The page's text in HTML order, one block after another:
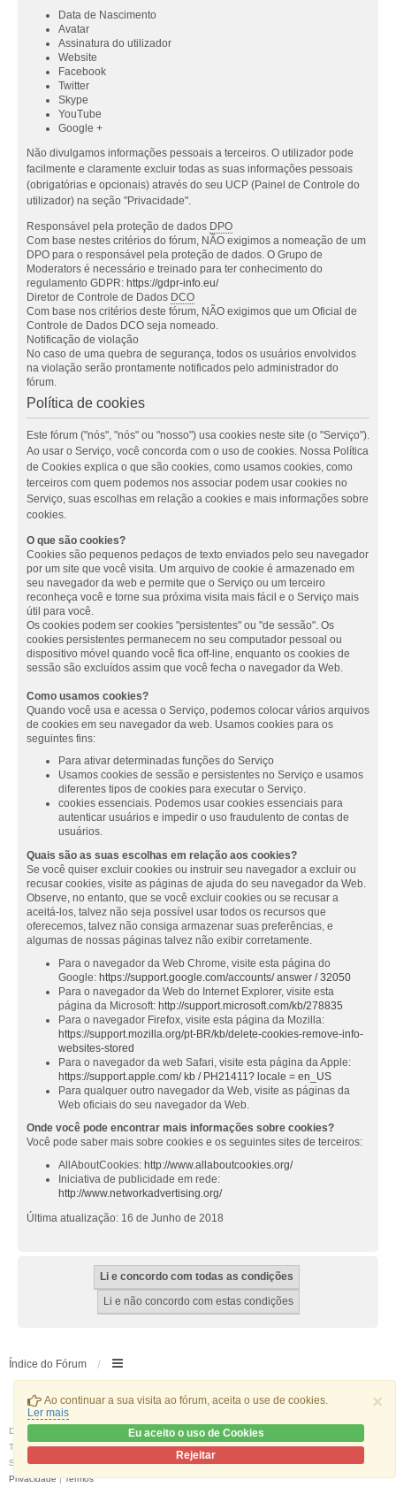
×
Ao continuar a sua visita ao fórum, aceita o use de cookies.
Ler mais
Eu aceito o uso de Cookies
Rejeitar
Data de Nascimento
Avatar
Assinatura do utilizador
Website
Facebook
Twitter
Skype
YouTube
Google +
Não divulgamos informações pessoais a terceiros. O utilizador pode
facilmente e claramente excluir todas as suas informações pessoais
(obrigatórias e opcionais) através do seu UCP (Painel de Controle do
utilizador) na seção "Privacidade".
Responsável pela proteção de dados DPO
Com base nestes critérios do fórum, NÃO exigimos a nomeação de um
DPO para o responsável pela proteção de dados. O Grupo de
Moderators é necessário e treinado para ter conhecimento do
regulamento GDPR: https://gdpr-info.eu/
Diretor de Controle de Dados DCO
Com base nos critérios deste fórum, NÃO exigimos que um Oficial de
Controle de Dados DCO seja nomeado.
Notificação de violação
No caso de uma quebra de segurança, todos os usuários envolvidos
na violação serão prontamente notificados pelo administrador do
fórum.
Política de cookies
Este fórum ("nós", "nós" ou "nosso") usa cookies neste site (o "Serviço").
Ao usar o Serviço, você concorda com o uso de cookies. Nossa Política
de Cookies explica o que são cookies, como usamos cookies, como
terceiros com quem podemos nos associar podem usar cookies no
Serviço, suas escolhas em relação a cookies e mais informações sobre
cookies.
O que são cookies?
Cookies são pequenos pedaços de texto enviados pelo seu navegador
por um site que você visita. Um arquivo de cookie é armazenado em
seu navegador da web e permite que o Serviço ou um terceiro
reconheça você e torne sua próxima visita mais fácil e o Serviço mais
útil para você.
Os cookies podem ser cookies "persistentes" ou "de sessão". Os
cookies persistentes permanecem no seu computador pessoal ou
dispositivo móvel quando você fica off-line, enquanto os cookies de
sessão são excluídos assim que você fecha o navegador da Web.
Como usamos cookies?
Quando você usa e acessa o Serviço, podemos colocar vários arquivos
de cookies em seu navegador da web. Usamos cookies para os
seguintes fins:
Para ativar determinadas funções do Serviço
Usamos cookies de sessão e persistentes no Serviço e usamos
diferentes tipos de cookies para executar o Serviço.
cookies essenciais. Podemos usar cookies essenciais para
autenticar usuários e impedir o uso fraudulento de contas de
usuários.
Quais são as suas escolhas em relação aos cookies?
Se você quiser excluir cookies ou instruir seu navegador a excluir ou
recusar cookies, visite as páginas de ajuda do seu navegador da Web.
Observe, no entanto, que se você excluir cookies ou se recusar a
aceitá-los, talvez não seja possível usar todos os recursos que
oferecemos, talvez não consiga armazenar suas preferências, e
algumas de nossas páginas talvez não exibir corretamente.
Para o navegador da Web Chrome, visite esta página do
Google: https://support.google.com/accounts/ answer / 32050
Para o navegador da Web do Internet Explorer, visite esta
página da Microsoft: http://support.microsoft.com/kb/278835
Para o navegador Firefox, visite esta página da Mozilla:
https://support.mozilla.org/pt-BR/kb/delete-cookies-remove-info-
websites-stored
Para o navegador da web Safari, visite esta página da Apple:
https://support.apple.com/ kb / PH21411? locale = en_US
Para qualquer outro navegador da Web, visite as páginas da
Web oficiais do seu navegador da Web.
Onde você pode encontrar mais informações sobre cookies?
Você pode saber mais sobre cookies e os seguintes sites de terceiros:
AllAboutCookies: http://www.allaboutcookies.org/
Iniciativa de publicidade em rede:
http://www.networkadvertising.org/
Última atualização: 16 de Junho de 2018
Índice do Fórum
Desenvolvido por
® Forum Software © phpBB Limited
Traduzido por:phpBB Portugal
Stylewe_universalcreated by INVENTEA & v12mike
Privacidade|Termos